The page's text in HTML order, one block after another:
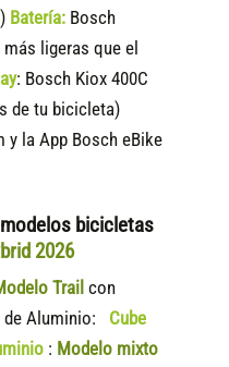
Batería: Bosch
ligeras que el
: Bosch Kiox 400C
de tu bicicleta)
y la App Bosch eBike
bicicletas
2026
Trail con
de Aluminio: Cube
: Modelo mixto